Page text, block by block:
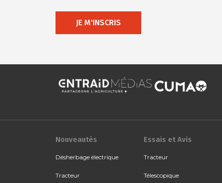
JE M'INSCRIS
Nouveautés
Désherbage électrique
Tracteur
Essais et Avis
Tracteur
Télescopique